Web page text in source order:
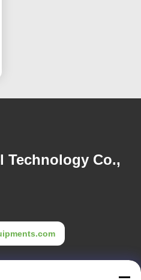
Technology Co.,